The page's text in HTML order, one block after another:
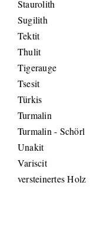
Staurolith
Sugilith
Tektit
Thulit
Tigerauge
Tsesit
Türkis
Turmalin
Turmalin - Schörl
Unakit
Variscit
versteinertes Holz